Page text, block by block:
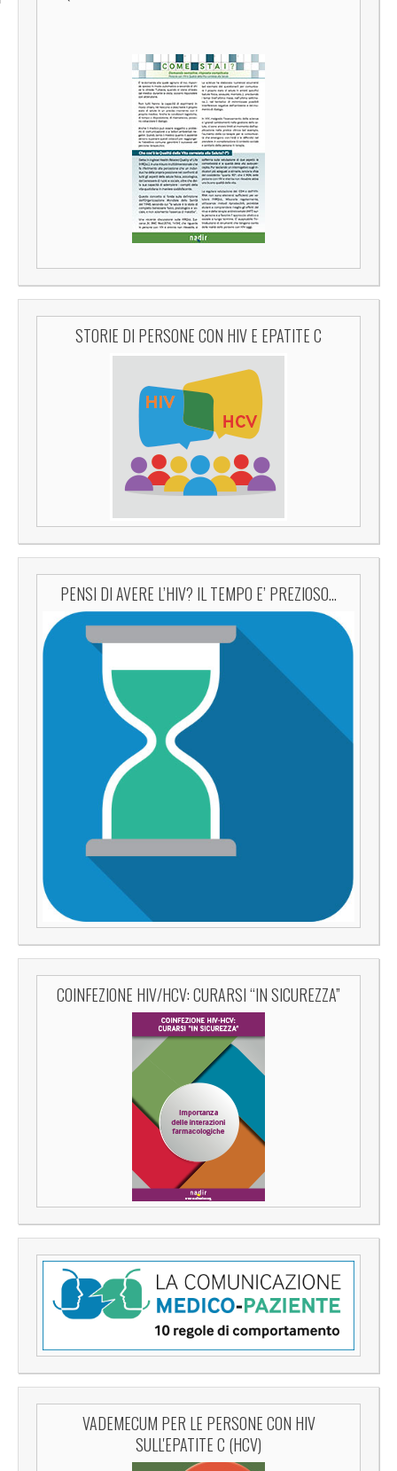
STORIE DI PERSONE CON HIV E EPATITE C
PENSI DI AVERE L’HIV? IL TEMPO E’ PREZIOSO…
COINFEZIONE HIV/HCV: CURARSI “IN SICUREZZA”
VADEMECUM PER LE PERSONE CON HIV
SULL'EPATITE C (HCV)